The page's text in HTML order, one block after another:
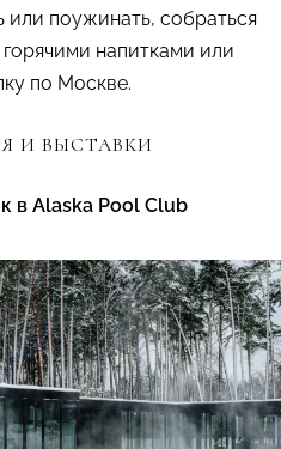
или поужинать, собраться
напитками или
по Москве.
И ВЫСТАВКИ
в Alaska Pool Club